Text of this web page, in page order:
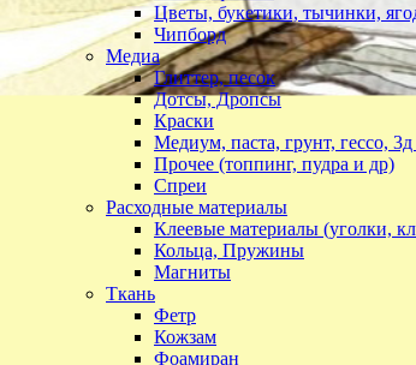
Цветы, букетики, тычинки,
Чипборд
Медиа
Глиттер, песок
Дотсы, Дропсы
Краски
Медиум, паста, грунт, гессо, 3д
Прочее (топпинг, пудра и др)
Спреи
Расходные материалы
Клеевые материалы (уголки,
Кольца, Пружины
Магниты
Ткань
Фетр
Кожзам
Фоамиран